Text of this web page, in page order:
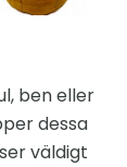
ben eller
dessa
väldigt